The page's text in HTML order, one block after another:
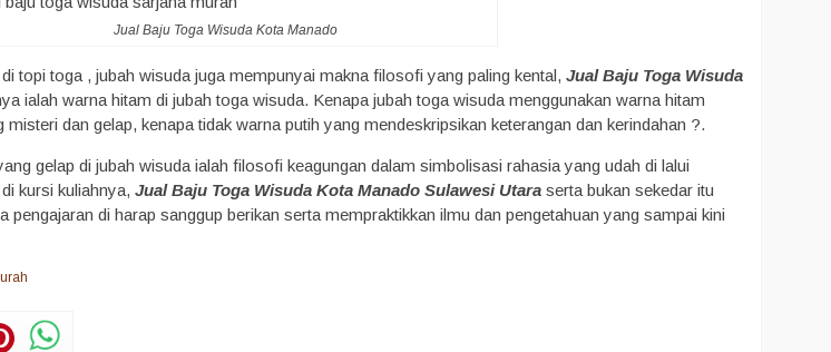
Jual Baju Toga Wisuda Kota Manado
topi toga , jubah wisuda juga mempunyai makna filosofi yang paling kental,Jual Baju Toga Wisuda
ialah warna hitam di jubah toga wisuda. Kenapa jubah toga wisuda menggunakan warna hitam
dan gelap, kenapa tidak warna putih yang mendeskripsikan keterangan dan kerindahan ?.
gelap di jubah wisuda ialah filosofi keagungan dalam simbolisasi rahasia yang udah di lalui
kursi kuliahnya,Jual Baju Toga Wisuda Kota Manado Sulawesi Utara serta bukan sekedar itu
pengajaran di harap sanggup berikan serta mempraktikkan ilmu dan pengetahuan yang sampai kini